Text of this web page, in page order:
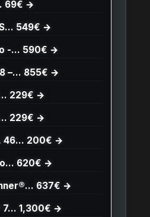
69€ →
549€ →
-… 590€ →
–… 855€ →
229€ →
229€ →
46… 200€ →
620€ →
637€ →
7… 1,300€ →